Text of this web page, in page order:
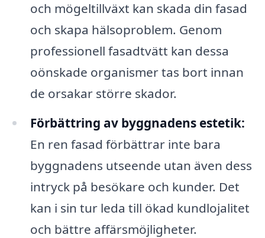
och mögeltillväxt kan skada din fasad
och skapa hälsoproblem. Genom
professionell fasadtvätt kan dessa
oönskade organismer tas bort innan
de orsakar större skador.
Förbättring av byggnadens estetik:
En ren fasad förbättrar inte bara
byggnadens utseende utan även dess
intryck på besökare och kunder. Det
kan i sin tur leda till ökad kundlojalitet
och bättre affärsmöjligheter.